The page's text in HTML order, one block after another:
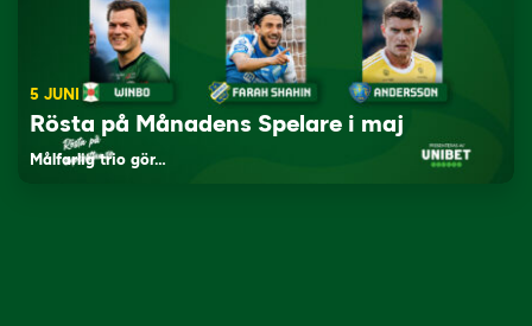
5 JUNI
Rösta på Månadens Spelare i maj
Målfarlig trio gör…